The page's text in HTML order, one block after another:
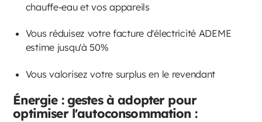
chauffe-eau et vos appareils
Vous réduisez votre facture d'électricité ADEME
estime jusqu'à 50%
Vous valorisez votre surplus en le revendant
Énergie : gestes à adopter pour
optimiser l'autoconsommation :